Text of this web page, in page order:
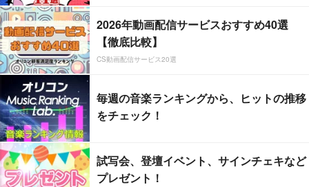
2026年動画配信サービスおすすめ40選
【徹底比較】
CS動画配信サービス20選
毎週の音楽ランキングから、ヒットの推移
をチェック！
試写会、登壇イベント、サインチェキなど
プレゼント！